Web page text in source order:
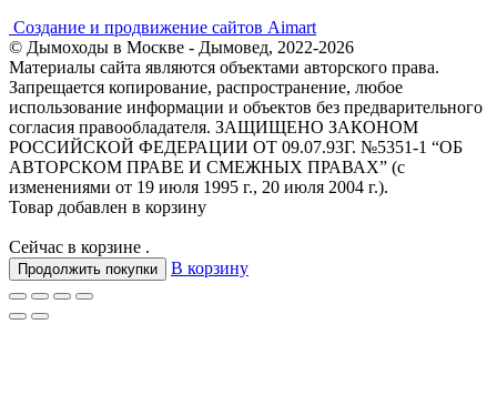
Создание и продвижение сайтов Aimart
© Дымоходы в Москве - Дымовед, 2022-2026
Материалы сайта являются объектами авторского права.
Запрещается копирование, распространение, любое
использование информации и объектов без предварительного
согласия правообладателя. ЗАЩИЩЕНО ЗАКОНОМ
РОССИЙСКОЙ ФЕДЕРАЦИИ ОТ 09.07.93Г. №5351-1 “ОБ
АВТОРСКОМ ПРАВЕ И СМЕЖНЫХ ПРАВАХ” (с
изменениями от 19 июля 1995 г., 20 июля 2004 г.).
Товар добавлен в корзину
Сейчас в корзине .
Продолжить покупки В корзину